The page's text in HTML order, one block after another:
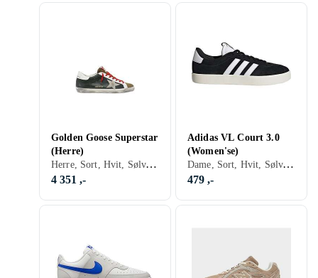
Golden Goose Superstar
(Herre)
Herre, Sort, Hvit, Sølv, Grå, Brun, Blå, Rød, Gul, Oransje, Grønn, Beige, Lisser
4 351 ,-
Adidas VL Court 3.0
(Women'se)
Dame, Sort, Hvit, Sølv, Grå, Turkis, Brun, Blå, Rød, Gul, Oransje, Grønn, Beige, Rosa, Lilla, Khaki, Lisser
479 ,-